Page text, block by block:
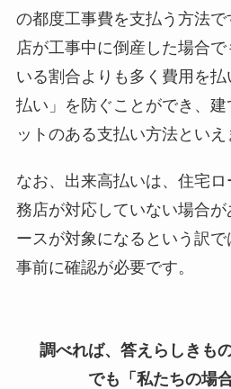
の都度工事費を支払う方法
店が工事中に倒産した場合
いる割合よりも多く費用を
払い」を防ぐことができ、建
ットのある支払い方法といえ
なお、出来高払いは、住宅
務店が対応していない場合
ースが対象になるという訳で
事前に確認が必要です。
調べれば、答えらしきも
でも「私たちの場